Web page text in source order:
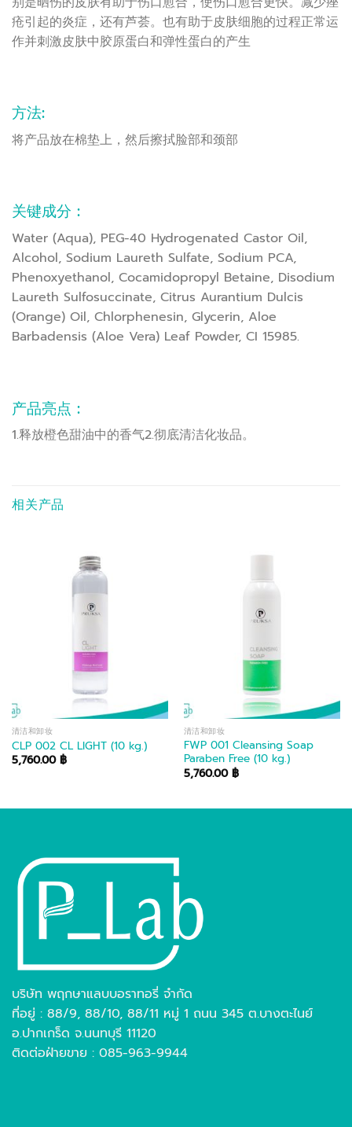
疮引起的炎症，还有芦荟。也有助于皮肤细胞的过程正常运
作并刺激皮肤中胶原蛋白和弹性蛋白的产生
方法:
将产品放在棉垫上，然后擦拭脸部和颈部
关键成分 :
Water (Aqua), PEG-40 Hydrogenated Castor Oil,
Alcohol, Sodium Laureth Sulfate, Sodium PCA,
Phenoxyethanol, Cocamidopropyl Betaine, Disodium
Laureth Sulfosuccinate, Citrus Aurantium Dulcis
(Orange) Oil, Chlorphenesin, Glycerin, Aloe
Barbadensis (Aloe Vera) Leaf Powder, CI 15985.
产品亮点 :
1.释放橙色甜油中的香气2.彻底清洁化妆品。
相关产品
清洁和卸妆
CLP 002 CL LIGHT (10 kg.)
5,760.00฿
清洁和卸妆
FWP 001 Cleansing Soap
Paraben Free (10 kg.)
5,760.00฿
บริษัท พฤกษาแลบบอราทอรี่ จำกัด
ที่อยู่ : 88/9, 88/10, 88/11 หมู่ 1 ถนน 345 ต.บางตะไนย์
อ.ปากเกร็ด จ.นนทบุรี 11120
ติดต่อฝ่ายขาย : 085-963-9944